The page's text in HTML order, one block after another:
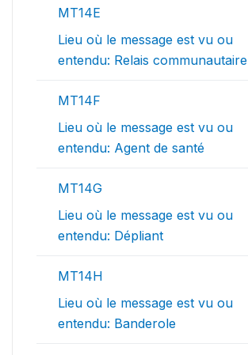
MT14E
Lieu où le message est vu ou
entendu: Relais communautaire
MT14F
Lieu où le message est vu ou
entendu: Agent de santé
MT14G
Lieu où le message est vu ou
entendu: Dépliant
MT14H
Lieu où le message est vu ou
entendu: Banderole